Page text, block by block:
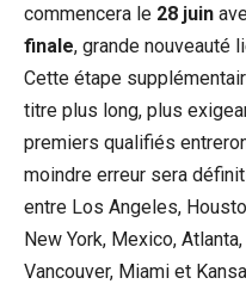
commencera le 28 juin
finale, grande nouveauté
Cette étape
titre plus long, plus
premiers qualifiés
moindre erreur sera
entre Los Angeles,
New York, Mexico,
Vancouver, Miami et